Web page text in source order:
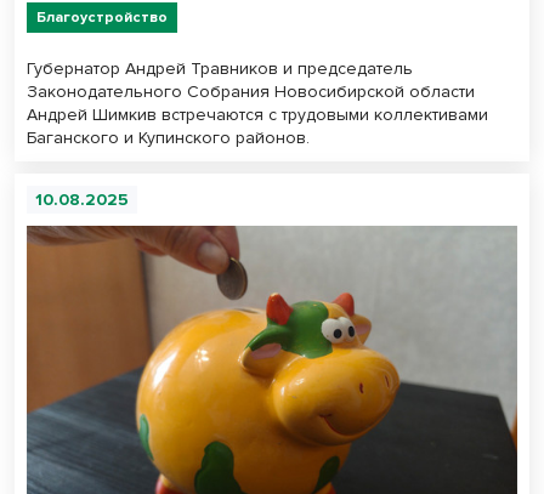
Благоустройство
Губернатор Андрей Травников и председатель
Законодательного Собрания Новосибирской области
Андрей Шимкив встречаются с трудовыми коллективами
Баганского и Купинского районов.
10.08.2025